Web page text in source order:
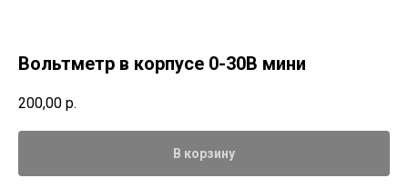
Вольтметр в корпусе 0-30В мини
200,00 р.
В корзину